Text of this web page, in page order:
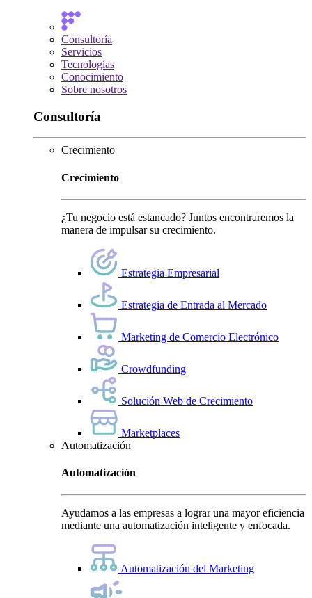
Consultoría
Servicios
Tecnologías
Conocimiento
Sobre nosotros
Consultoría
Crecimiento
Crecimiento
¿Tu negocio está estancado? Juntos encontraremos la
manera de impulsar su crecimiento.
Estrategia Empresarial
Estrategia de Entrada al Mercado
Marketing de Comercio Electrónico
Crowdfunding
Solución Web de Crecimiento
Marketplaces
Automatización
Automatización
Ayudamos a las empresas a lograr una mayor eficiencia
mediante una automatización inteligente y enfocada.
Automatización del Marketing